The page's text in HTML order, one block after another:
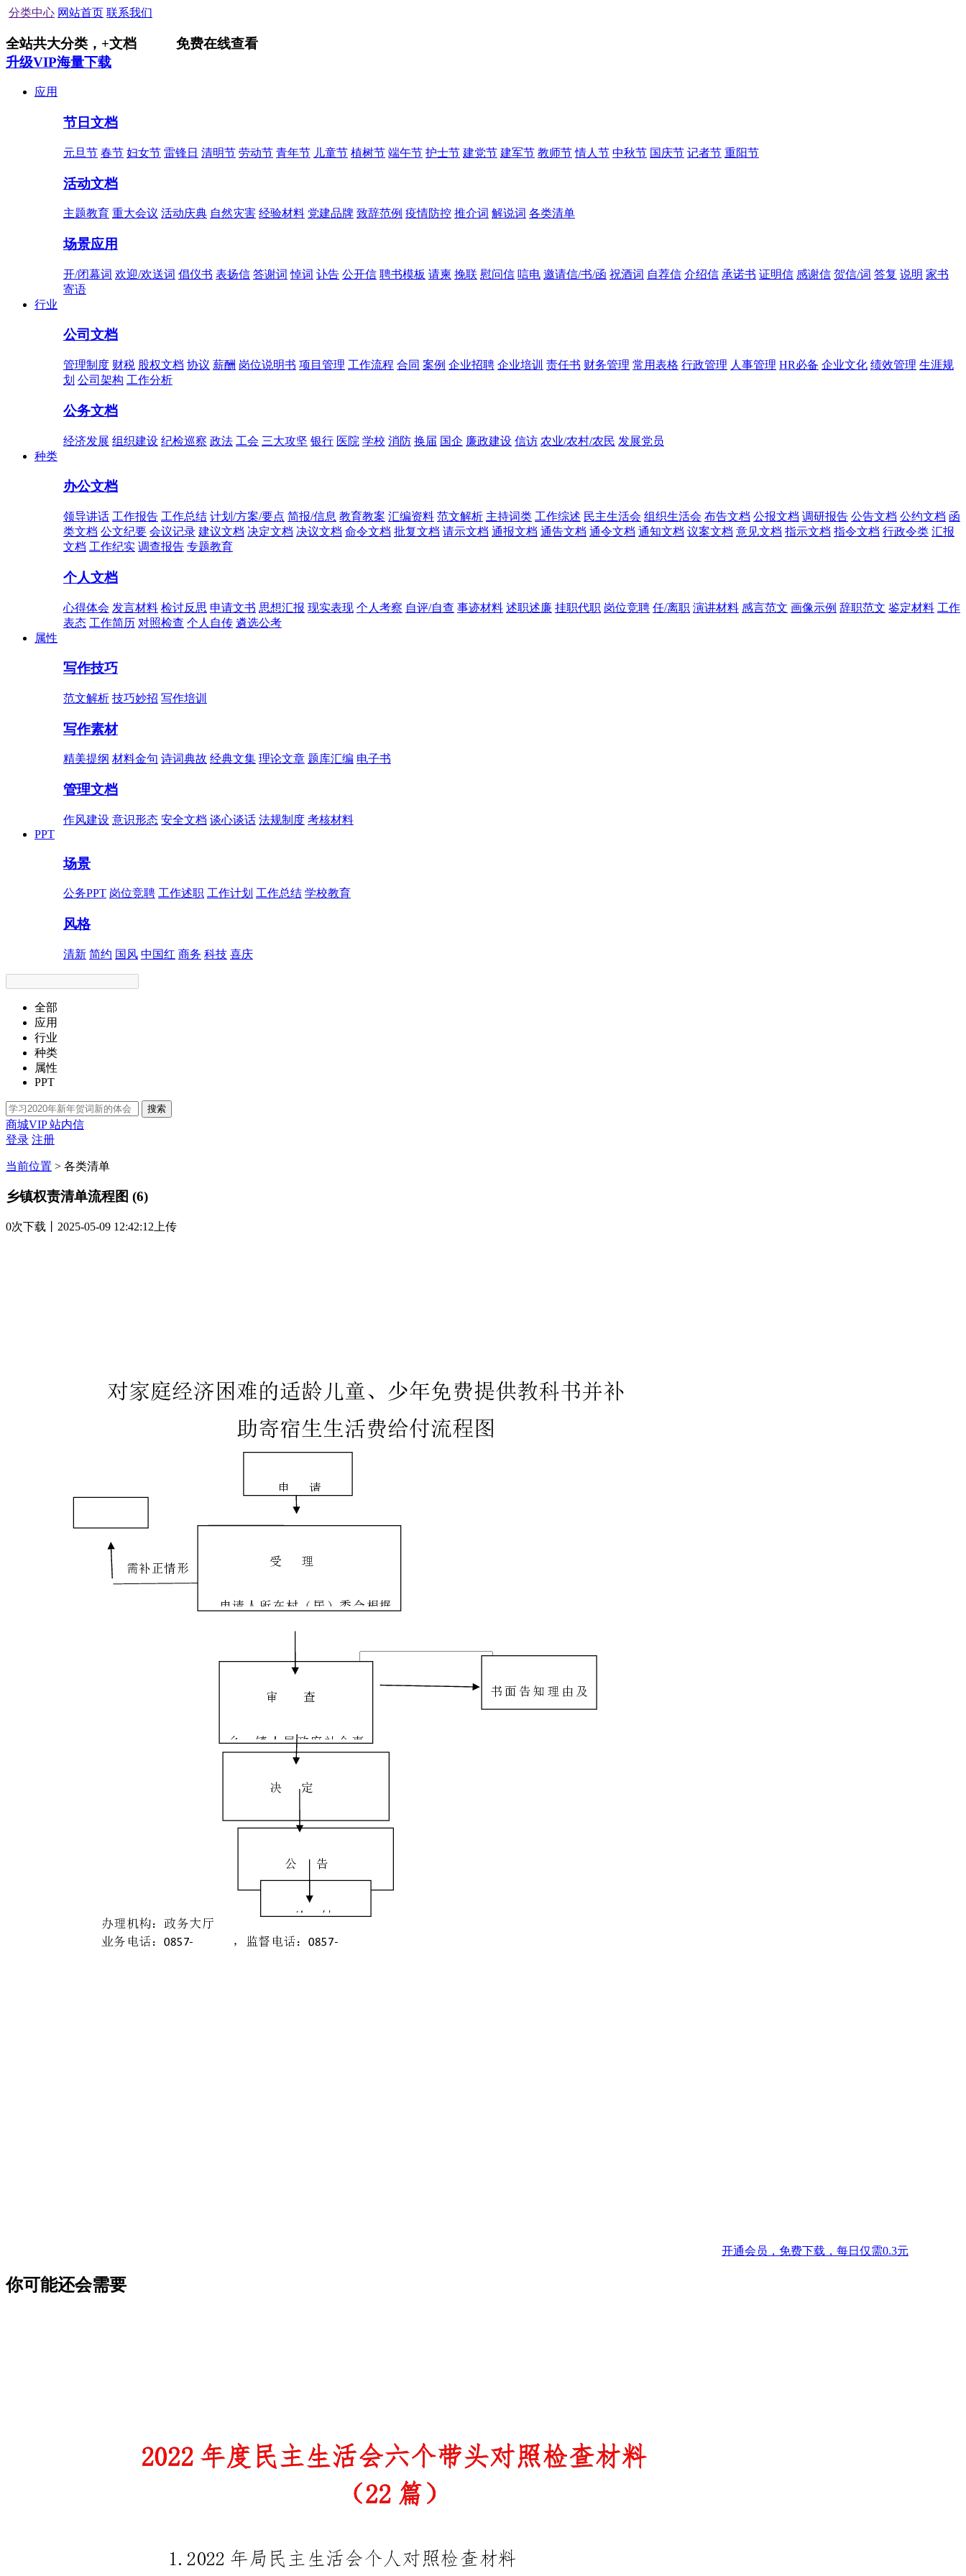
分类中心 网站首页 联系我们
全站共大分类， +文档
免费在线查看
升级VIP海量下载
应用
节日文档
元旦节 春节 妇女节 雷锋日 清明节 劳动节 青年节 儿童节 植树节 端午节 护士节 建党节 建军节 教师节 情人节 中秋节 国庆节 记者节 重阳节
活动文档
主题教育 重大会议 活动庆典 自然灾害 经验材料 党建品牌 致辞范例 疫情防控 推介词 解说词 各类清单
场景应用
开/闭幕词 欢迎/欢送词 倡仪书 表扬信 答谢词 悼词 讣告 公开信 聘书模板 请柬 挽联 慰问信 唁电 邀请信/书/函 祝酒词 自荐信 介绍信 承诺书 证明信 感谢信 贺信/词 答复 说明 家书
寄语
行业
公司文档
管理制度 财税 股权文档 协议 薪酬 岗位说明书 项目管理 工作流程 合同 案例 企业招聘 企业培训 责任书 财务管理 常用表格 行政管理 人事管理 HR必备 企业文化 绩效管理 生涯规
划 公司架构 工作分析
公务文档
经济发展 组织建设 纪检巡察 政法 工会 三大攻坚 银行 医院 学校 消防 换届 国企 廉政建设 信访 农业/农村/农民 发展党员
种类
办公文档
领导讲话 工作报告 工作总结 计划/方案/要点 简报/信息 教育教案 汇编资料 范文解析 主持词类 工作综述 民主生活会 组织生活会 布告文档 公报文档 调研报告 公告文档 公约文档 函
类文档 公文纪要 会议记录 建议文档 决定文档 决议文档 命令文档 批复文档 请示文档 通报文档 通告文档 通令文档 通知文档 议案文档 意见文档 指示文档 指令文档 行政令类 汇报
文档 工作纪实 调查报告 专题教育
个人文档
心得体会 发言材料 检讨反思 申请文书 思想汇报 现实表现 个人考察 自评/自查 事迹材料 述职述廉 挂职代职 岗位竞聘 任/离职 演讲材料 感言范文 画像示例 辞职范文 鉴定材料 工作
表态 工作简历 对照检查 个人自传 遴选公考
属性
写作技巧
范文解析 技巧妙招 写作培训
写作素材
精美提纲 材料金句 诗词典故 经典文集 理论文章 题库汇编 电子书
管理文档
作风建设 意识形态 安全文档 谈心谈话 法规制度 考核材料
PPT
场景
公务PPT 岗位竞聘 工作述职 工作计划 工作总结 学校教育
风格
清新 简约 国风 中国红 商务 科技 喜庆
全部
应用
行业
种类
属性
PPT
搜索
商城VIP站内信
登录 注册
当前位置 > 各类清单
乡镇权责清单流程图 (6)
0次下载 丨2025-05-09 12:42:12上传
开通会员，免费下载，每日仅需0.3元
你可能还会需要